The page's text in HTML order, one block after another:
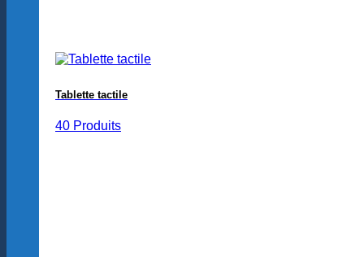
Tablette tactile
40 Produits